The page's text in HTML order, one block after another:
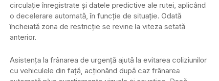
circulație înregistrate și datele predictive ale rutei, aplicând
o decelerare automată, în funcție de situație. Odată
încheiată zona de restricție se revine la viteza setată
anterior.
Asistența la frânarea de urgență ajută la evitarea coliziunilor
cu vehiculele din față, acționând după caz frânarea